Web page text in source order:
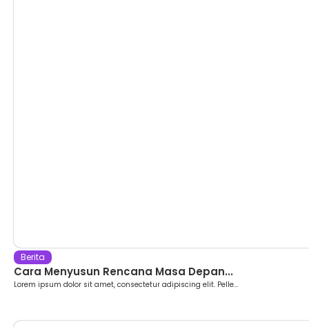
Berita
Cara Menyusun Rencana Masa Depan...
Lorem ipsum dolor sit amet, consectetur adipiscing elit. Pelle...